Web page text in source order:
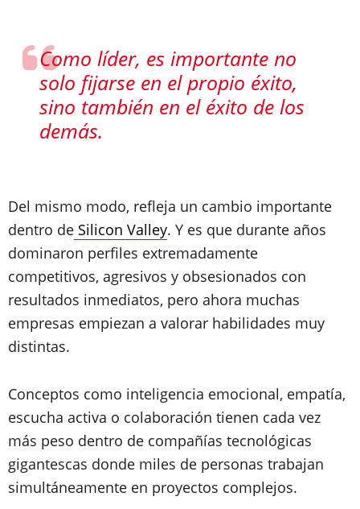
Como líder, es importante no
solo fijarse en el propio éxito,
sino también en el éxito de los
demás.
Del mismo modo, refleja un cambio importante
dentro de Silicon Valley. Y es que durante años
dominaron perfiles extremadamente
competitivos, agresivos y obsesionados con
resultados inmediatos, pero ahora muchas
empresas empiezan a valorar habilidades muy
distintas.
Conceptos como inteligencia emocional, empatía,
escucha activa o colaboración tienen cada vez
más peso dentro de compañías tecnológicas
gigantescas donde miles de personas trabajan
simultáneamente en proyectos complejos.